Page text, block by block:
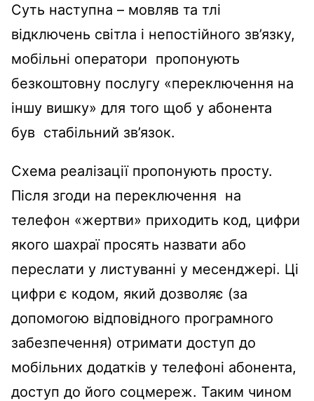
Суть наступна – мовляв та тлі
відключень світла і непостійного зв’язку,
мобільні оператори пропонують
безкоштовну послугу «переключення на
іншу вишку» для того щоб у абонента
був стабільний зв’язок.
Схема реалізації пропонують просту.
Після згоди на переключення на
телефон «жертви» приходить код, цифри
якого шахраї просять назвати або
переслати у листуванні у месенджері. Ці
цифри є кодом, який дозволяє (за
допомогою відповідного програмного
забезпечення) отримати доступ до
мобільних додатків у телефоні абонента,
доступ до його соцмереж. Таким чином